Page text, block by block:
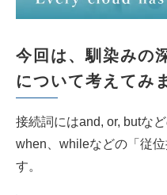
今回は、馴染みの
について考えてみ
接続詞にはand, or, butな
when、whileなどの「従
す。